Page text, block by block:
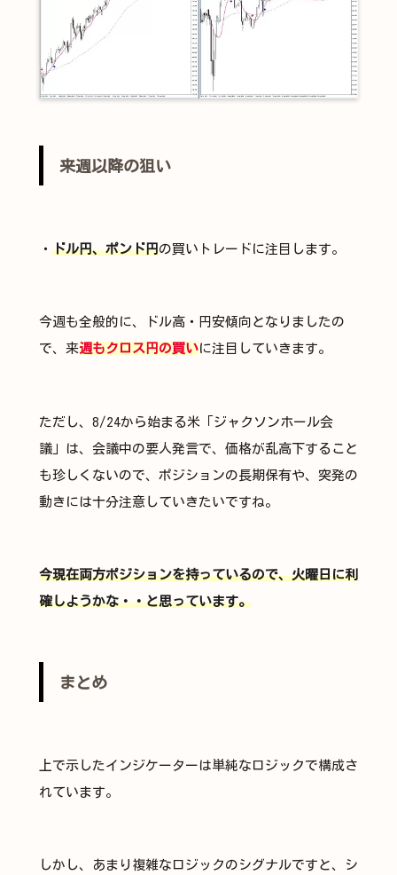
来週以降の狙い
・ ドル円、ポンド円の買いトレードに注目します。
今週も全般的に、ドル高・円安傾向となりましたの
で、来週もクロス円の買いに注目していきます。
ただし、8/24から始まる米「ジャクソンホール会
議」は、会議中の要人発言で、価格が乱高下すること
も珍しくないので、ポジションの長期保有や、突発の
動きには十分注意していきたいですね。
今現在両方ポジションを持っているので、火曜日に利
確しようかな・・と思っています。
まとめ
上で示したインジケーターは単純なロジックで構成さ
れています。
しかし、あまり複雑なロジックのシグナルですと、シ